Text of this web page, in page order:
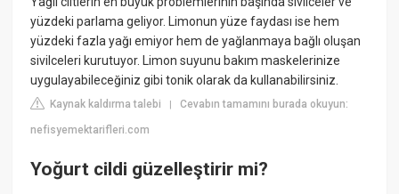
yüzdeki parlama geliyor. Limonun yüze faydası ise hem
yüzdeki fazla yağı emiyor hem de yağlanmaya bağlı oluşan
sivilceleri kurutuyor. Limon suyunu bakım maskelerinize
uygulayabileceğiniz gibi tonik olarak da kullanabilirsiniz.
Kaynak kaldırma talebi |Cevabın tamamını burada okuyun:
nefisyemektarifleri.com
Yoğurt cildi güzelleştirir mi?